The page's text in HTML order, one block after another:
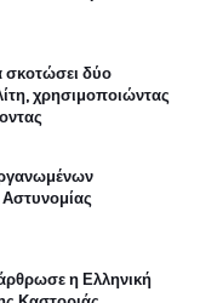
σκοτώσει δύο
χρησιμοποιώντας
Αστυνομίας
η Ελληνική